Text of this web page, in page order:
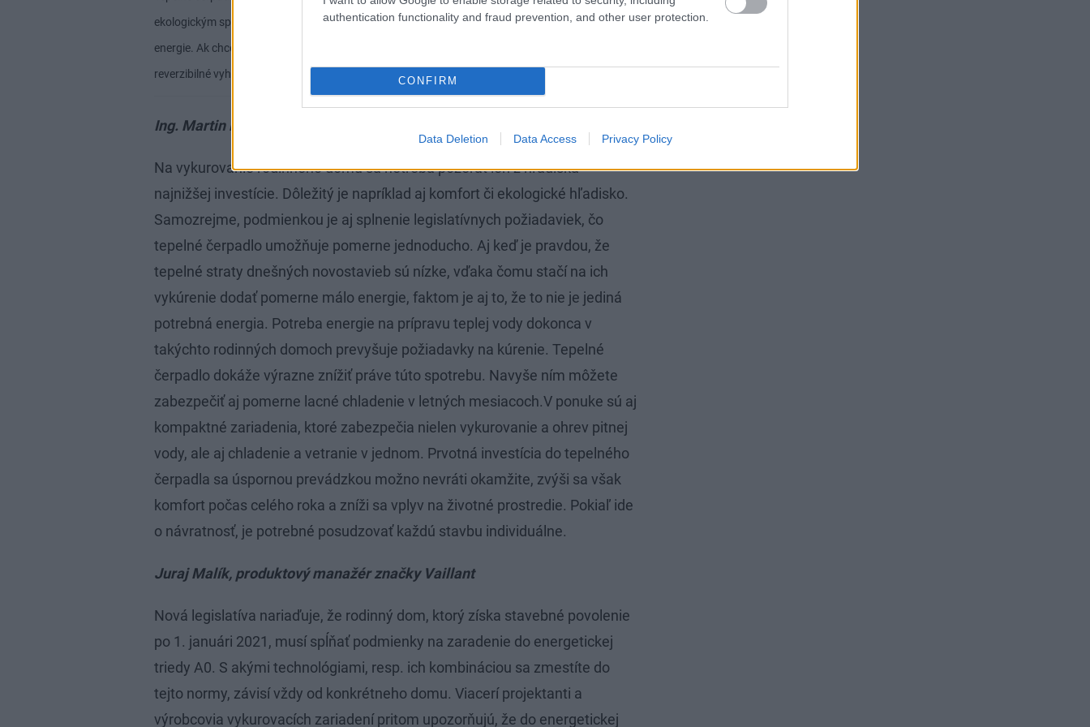
authentication functionality and fraud prevention, and other user protection.
CONFIRM
Data Deletion Data Access Privacy Policy
ekologickým spôsobom (s využitím obnoviteľného zdroja energie) s nízkou spotrebou elektrickej
energie. Ak chcete zariadenie, ktoré sa postará aj o chladenie v letných mesiacoch, vyberte si
reverzibilné vyhotovenie.
Ing. Martin Fábry, technický pracovník značky Buderus
Na vykurovanie rodinného domu sa netreba pozerať len z hľadiska
najnižšej investície. Dôležitý je napríklad aj komfort či ekologické hľadisko.
Samozrejme, podmienkou je aj splnenie legislatívnych požiadaviek, čo
tepelné čerpadlo umožňuje pomerne jednoducho. Aj keď je pravdou, že
tepelné straty dnešných novostavieb sú nízke, vďaka čomu stačí na ich
vykúrenie dodať pomerne málo energie, faktom je aj to, že to nie je jediná
potrebná energia. Potreba energie na prípravu teplej vody dokonca v
takýchto rodinných domoch prevyšuje požiadavky na kúrenie. Tepelné
čerpadlo dokáže výrazne znížiť práve túto spotrebu. Navyše ním môžete
zabezpečiť aj pomerne lacné chladenie v letných mesiacoch.V ponuke sú aj
kompaktné zariadenia, ktoré zabezpečia nielen vykurovanie a ohrev pitnej
vody, ale aj chladenie a vetranie v jednom. Prvotná investícia do tepelného
čerpadla sa úspornou prevádzkou možno nevráti okamžite, zvýši sa však
komfort počas celého roka a zníži sa vplyv na životné prostredie. Pokiaľ ide
o návratnosť, je potrebné posudzovať každú stavbu individuálne.
Juraj Malík, produktový manažér značky Vaillant
Nová legislatíva nariaďuje, že rodinný dom, ktorý získa stavebné povolenie
po 1. januári 2021, musí spĺňať podmienky na zaradenie do energetickej
triedy A0. S akými technológiami, resp. ich kombináciou sa zmestíte do
tejto normy, závisí vždy od konkrétneho domu. Viacerí projektanti a
výrobcovia vykurovacích zariadení pritom upozorňujú, že do energetickej